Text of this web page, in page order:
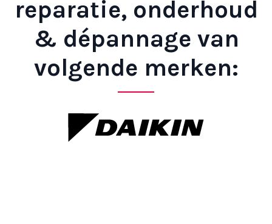
reparatie, onderhoud
& dépannage van
volgende merken: